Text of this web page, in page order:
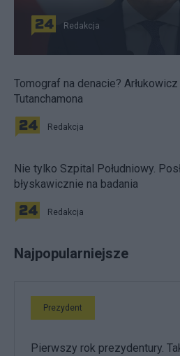
Redakcja
Tomograf na denacie?
Tutanchamona
Redakcja
Nie tylko Szpital Południowy.
błyskawicznie na badania
Redakcja
Najpopularniejsze
Prezydent
Pierwszy rok prezydentury.